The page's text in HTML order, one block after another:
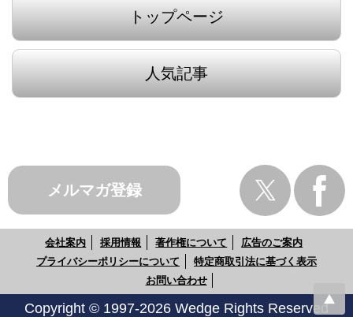
トップページ
人気記事
メルマガ登録
会社案内 採用情報 著作権について
広告のご案内
プライバシーポリシーについて
特定商取引法に基づく表示
お問い合わせ
Copyright © 1997-2026 Wedge Rights Reserved